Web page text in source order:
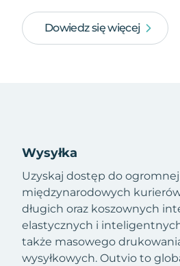
Dowiedz się więcej
Wysyłka
Uzyskaj dostęp do
międzynarodowych
długich oraz koszownych
elastycznych i inteligentnych
także masowego
wysyłkowych. Outvio to